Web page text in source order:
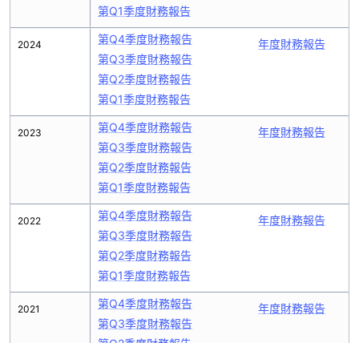
2024
2023
2022
2021
第Q1季度財務報告
第Q4季度財務報告
第Q3季度財務報告
第Q2季度財務報告
第Q1季度財務報告
年度財務報告
第Q4季度財務報告
第Q3季度財務報告
第Q2季度財務報告
第Q1季度財務報告
年度財務報告
第Q4季度財務報告
第Q3季度財務報告
第Q2季度財務報告
第Q1季度財務報告
年度財務報告
第Q4季度財務報告
第Q3季度財務報告
年度財務報告